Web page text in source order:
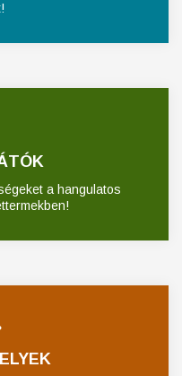
a hangulatos